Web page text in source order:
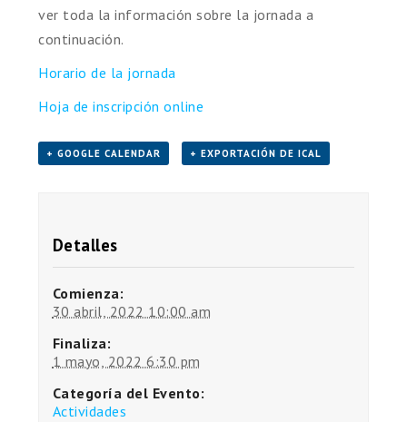
ver toda la información sobre la jornada a
continuación.
Horario de la jornada
Hoja de inscripción online
+ GOOGLE CALENDAR + EXPORTACIÓN DE ICAL
Detalles
Comienza:
30 abril, 2022 10:00 am
Finaliza:
1 mayo, 2022 6:30 pm
Categoría del Evento:
Actividades